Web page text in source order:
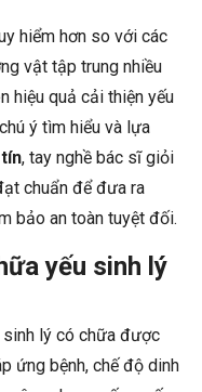
hiểm hơn so với các
vật tập trung nhiều
hiệu quả cải thiện yếu
ý tìm hiểu và lựa
, tay nghề bác sĩ giỏi
chuẩn để đưa ra
bảo an toàn tuyệt đối.
yếu sinh lý
sinh lý có chữa được
ứng bệnh, chế độ dinh